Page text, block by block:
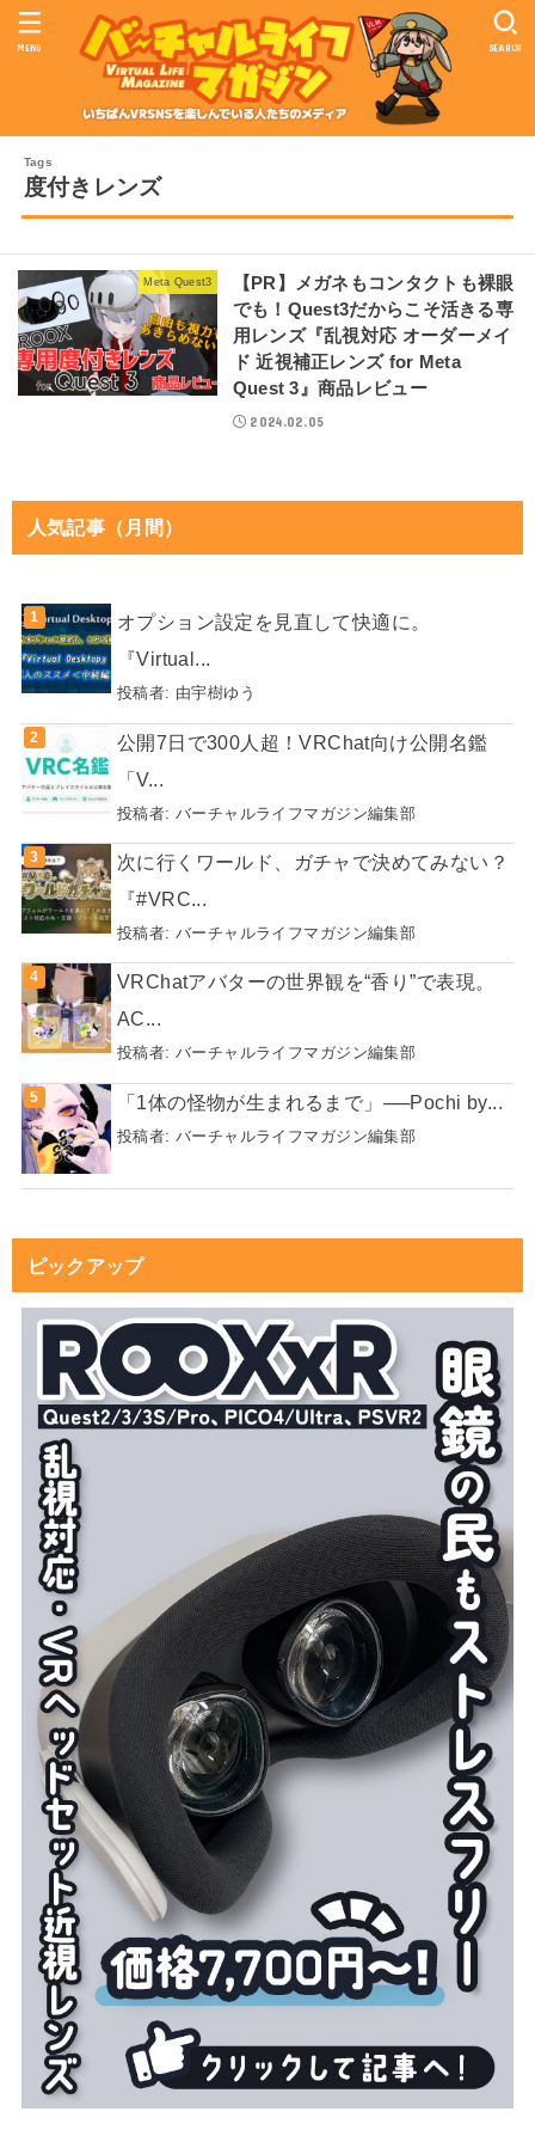
SEARCH
MENU
度付きレンズ
Meta Quest3
【PR】メガネもコンタクトも裸眼
でも！Quest3だからこそ活きる専
用レンズ『乱視対応 オーダーメイ
ド 近視補正レンズ for Meta
Quest 3』商品レビュー
2024.02.05
人気記事（月間）
オプション設定を見直して快適に。
『Virtual...
投稿者: 由宇樹ゆう
公開7日で300人超！VRChat向け公開名鑑
「V...
投稿者: バーチャルライフマガジン編集部
次に行くワールド、ガチャで決めてみない？
『#VRC...
投稿者: バーチャルライフマガジン編集部
VRChatアバターの世界観を“香り”で表現。
AC...
投稿者: バーチャルライフマガジン編集部
「1体の怪物が生まれるまで」──Pochi by...
投稿者: バーチャルライフマガジン編集部
ピックアップ